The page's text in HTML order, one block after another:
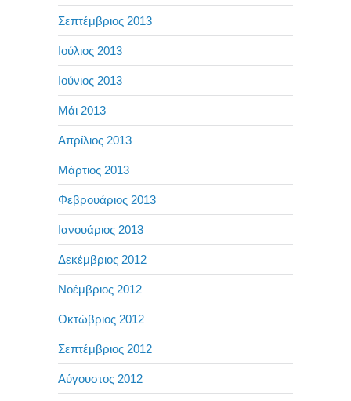
Σεπτέμβριος 2013
Ιούλιος 2013
Ιούνιος 2013
Μάι 2013
Απρίλιος 2013
Μάρτιος 2013
Φεβρουάριος 2013
Ιανουάριος 2013
Δεκέμβριος 2012
Νοέμβριος 2012
Οκτώβριος 2012
Σεπτέμβριος 2012
Αύγουστος 2012